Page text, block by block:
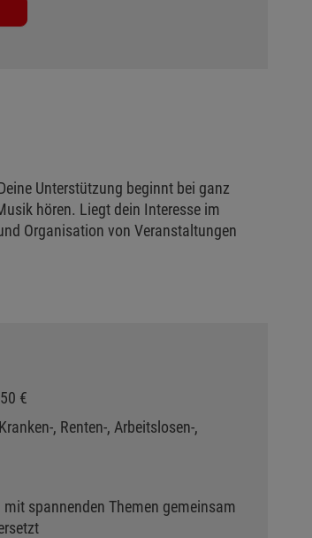
Unterstützung beginnt bei ganz
hören. Liegt dein Interesse im
Organisation von Veranstaltungen
€
, Renten-, Arbeitslosen-,
spannenden Themen gemeinsam